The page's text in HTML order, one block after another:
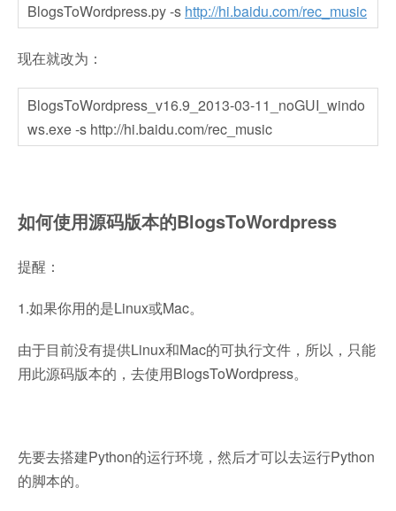
BlogsToWordpress.py -s http://hi.baidu.com/rec_music
现在就改为：
BlogsToWordpress_v16.9_2013-03-11_noGUI_windo
ws.exe -s http://hi.baidu.com/rec_music
如何使用源码版本的BlogsToWordpress
提醒：
1.如果你用的是Linux或Mac。
由于目前没有提供Linux和Mac的可执行文件，所以，只能
用此源码版本的，去使用BlogsToWordpress。
先要去搭建Python的运行环境，然后才可以去运行Python
的脚本的。